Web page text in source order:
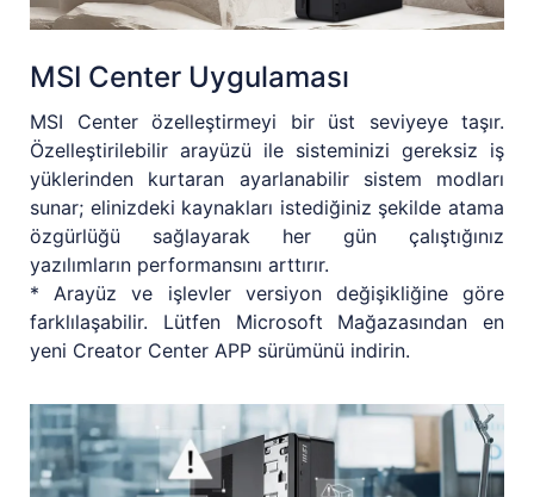
MSI Center Uygulaması
MSI Center özelleştirmeyi bir üst seviyeye taşır.
Özelleştirilebilir arayüzü ile sisteminizi gereksiz iş
yüklerinden kurtaran ayarlanabilir sistem modları
sunar; elinizdeki kaynakları istediğiniz şekilde atama
özgürlüğü sağlayarak her gün çalıştığınız
yazılımların performansını arttırır.
* Arayüz ve işlevler versiyon değişikliğine göre
farklılaşabilir. Lütfen Microsoft Mağazasından en
yeni Creator Center APP sürümünü indirin.